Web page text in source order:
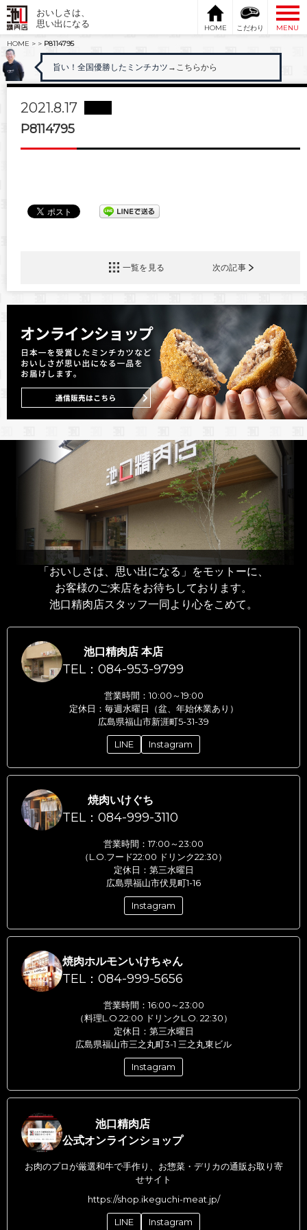
おいしさは、
思い出になる
HOME こだわり
MENU
HOME > > P8114795
旨い！全国優勝したミンチカツ →こちらから
2021.8.17
P8114795
一覧を見る 次の記事
「おいしさは、思い出になる」をモットーに、
お客様のご来店をお待ちしております。
池口精肉店スタッフ一同より心をこめて。
池口精肉店 本店
TEL：084-953-9799
営業時間：10:00～19:00
定休日：毎週水曜日（盆、年始休業あり）
広島県福山市新涯町5-31-39
LINE Instagram
焼肉いけぐち
TEL：084-999-3110
営業時間：17:00～23:00
（L.O.フード22:00 ドリンク22:30）
定休日：第三水曜日
広島県福山市伏見町1-16
Instagram
焼肉ホルモンいけちゃん
TEL：084-999-5656
営業時間：16:00～23:00
（料理L.O.22:00 ドリンクL.O. 22:30）
定休日：第三水曜日
広島県福山市三之丸町3-1 三之丸東ビル
Instagram
池口精肉店
公式オンラインショップ
お肉のプロが厳選和牛で手作り、お惣菜・デリカの通販お取り寄
せサイト
https://shop.ikeguchi-meat.jp/
LINE Instagram